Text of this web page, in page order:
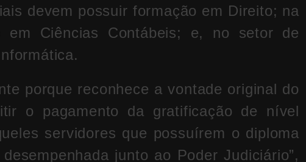
devem possuir formação em Direito; na
em Ciências Contábeis; e, no setor de
porque reconhece a vontade original do
o pagamento da gratificação de nível
servidores que possuírem o diploma
junto ao Poder Judiciário”,